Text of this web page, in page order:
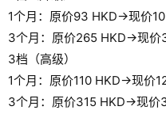
1个月：原价93 HKD→现价
3个月：原价265 HKD→现价
3档（高级）
1个月：原价110 HKD→现价
3个月：原价315 HKD→现价